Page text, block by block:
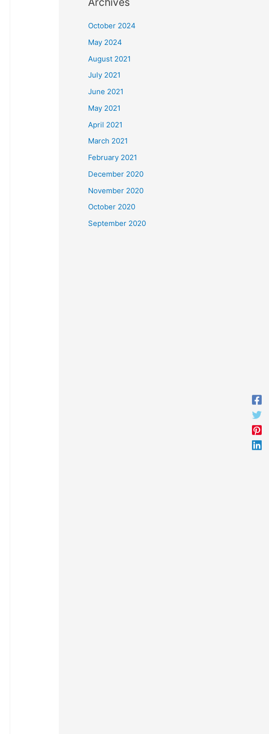
October 2024
May 2024
August 2021
July 2021
June 2021
May 2021
April 2021
March 2021
February 2021
December 2020
November 2020
October 2020
September 2020